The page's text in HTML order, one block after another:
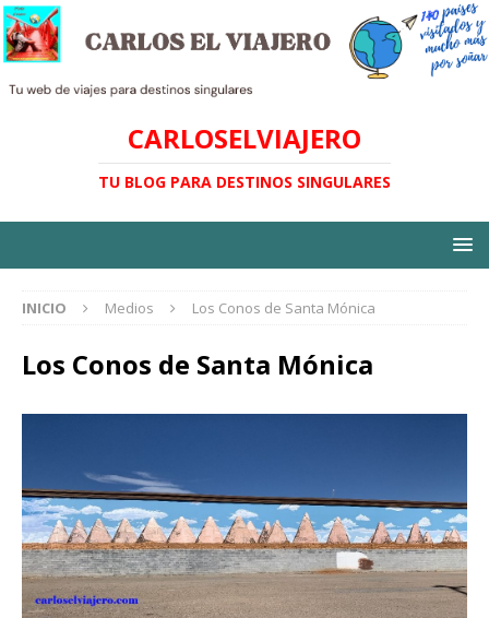
CARLOSELVIAJERO
TU BLOG PARA DESTINOS SINGULARES
INICIO Medios Los Conos de Santa Mónica
Los Conos de Santa Mónica